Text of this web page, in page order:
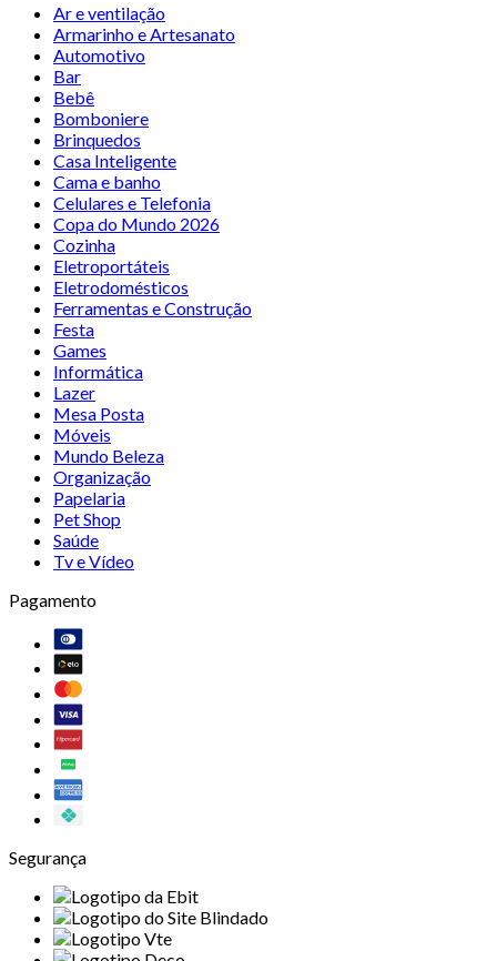
Ar e ventilação
Armarinho e Artesanato
Automotivo
Bar
Bebê
Bomboniere
Brinquedos
Casa Inteligente
Cama e banho
Celulares e Telefonia
Copa do Mundo 2026
Cozinha
Eletroportáteis
Eletrodomésticos
Ferramentas e Construção
Festa
Games
Informática
Lazer
Mesa Posta
Móveis
Mundo Beleza
Organização
Papelaria
Pet Shop
Saúde
Tv e Vídeo
Pagamento
Segurança